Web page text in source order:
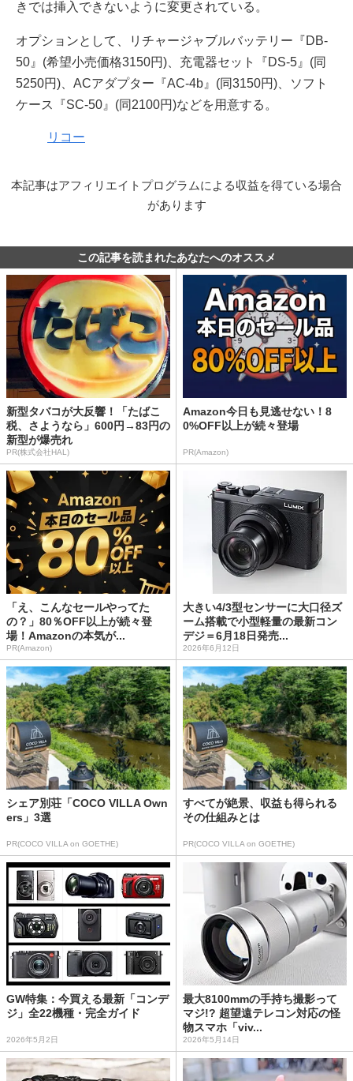
きでは挿入できないように変更されている。
オプションとして、リチャージャブルバッテリー『DB-
50』(希望小売価格3150円)、充電器セット『DS-5』(同
5250円)、ACアダプター『AC-4b』(同3150円)、ソフト
ケース『SC-50』(同2100円)などを用意する。
リコー
本記事はアフィリエイトプログラムによる収益を得ている場合
があります
この記事を読まれたあなたへのオススメ
新型タバコが大反響！「たばこ
税、さようなら」600円→83円の
新型が爆売れ
PR(株式会社HAL)
Amazon今日も見逃せない！8
0%OFF以上が続々登場
PR(Amazon)
「え、こんなセールやってた
の？」80％OFF以上が続々登
場！Amazonの本気が...
PR(Amazon)
大きい4/3型センサーに大口径ズ
ーム搭載で小型軽量の最新コン
デジ＝6月18日発売...
2026年6月12日
シェア別荘「COCO VILLA Own
ers」3選
PR(COCO VILLA on GOETHE)
すべてが絶景、収益も得られる
その仕組みとは
PR(COCO VILLA on GOETHE)
GW特集：今買える最新「コンデ
ジ」全22機種・完全ガイド
2026年5月2日
最大8100mmの手持ち撮影って
マジ!? 超望遠テレコン対応の怪
物スマホ「viv...
2026年5月14日